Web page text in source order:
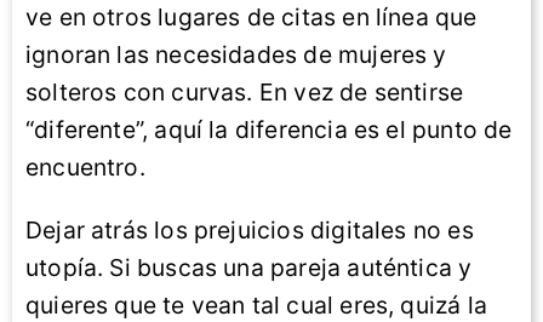
ve en otros lugares de citas en línea que
ignoran las necesidades de mujeres y
solteros con curvas. En vez de sentirse
“diferente”, aquí la diferencia es el punto de
encuentro.
Dejar atrás los prejuicios digitales no es
utopía. Si buscas una pareja auténtica y
quieres que te vean tal cual eres, quizá la